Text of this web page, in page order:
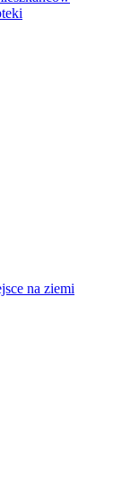
na ziemi